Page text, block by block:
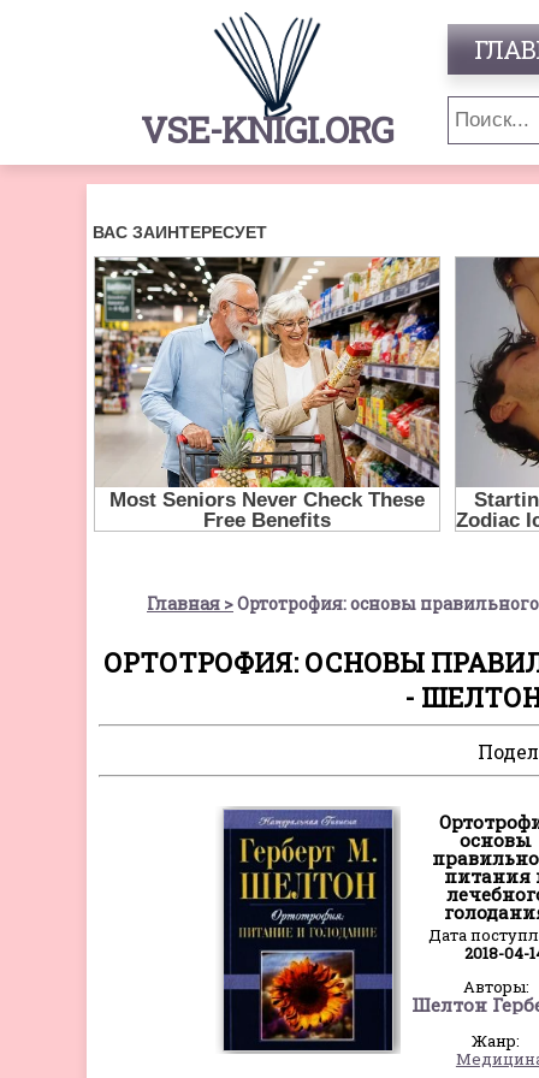
VSE-KNIGI.ORG
Главная Ортотрофия: основы
ОРТОТРОФИЯ: ОСНОВЫ
-
основы
питания
Дата
2018-04-
Авторы:
Жанр: